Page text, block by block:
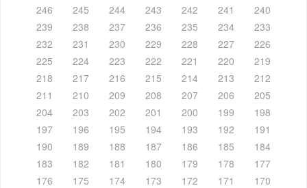
246
245 244 243 242 241
240
239
238 237 236 235 234
233
232
231 230 229 228 227
226
225
224 223 222 221 220
219
218
217 216 215 214 213
212
211
210 209 208 207 206
205
204
203 202 201 200 199
198
197
196 195 194 193 192
191
190
189 188 187 186 185
184
183
182 181 180 179 178
177
176
175 174 173 172 171
170